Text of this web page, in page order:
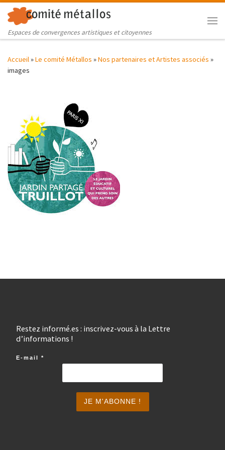
Skip to content
Espaces de convergences artistiques et citoyennes
Accueil»Le comité Métallos »Nos partenaires et Artistes associés »
images
Restez informé.es : inscrivez-vous à la Lettre
d’informations !
E-mail *